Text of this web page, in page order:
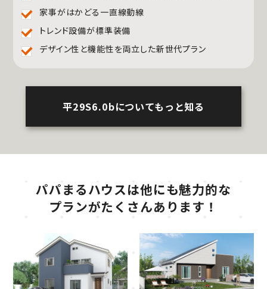
家事がはかどる一直線動線
トレンド設備が標準装備
デザイン性と機能性を両立した新世代プラン
平29S6.0bについてもっと知る
パパまるハウスは他にも魅力的な
プランがたくさんあります！